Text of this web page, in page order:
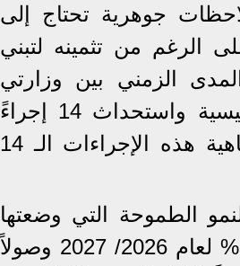
جوهرية تحتاج إلى
الرغم من تثمينه لتبني
الزمني بين وزارتي
التخطيط والمالية، وحصر 10 تحديات رئيسية واستحداث 14 إجراءً
علاجياً جديداً، إلا أن الوثيقة لم تفصل ماهية هذه الإجراءات الـ 14
الطموحة التي وضعتها
الحكومة (والتي تتراوح بين 5.2% إلى 5.4% لعام 2026/ 2027 وصولاً